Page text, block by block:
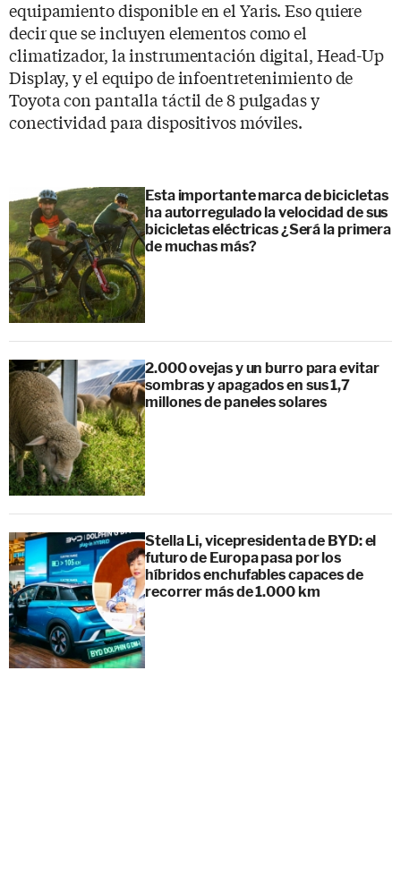
equipamiento disponible en el Yaris. Eso quiere
decir que se incluyen elementos como el
climatizador, la instrumentación digital, Head-Up
Display, y el equipo de infoentretenimiento de
Toyota con pantalla táctil de 8 pulgadas y
conectividad para dispositivos móviles.
Esta importante marca de bicicletas
ha autorregulado la velocidad de sus
bicicletas eléctricas ¿Será la primera
de muchas más?
2.000 ovejas y un burro para evitar
sombras y apagados en sus 1,7
millones de paneles solares
Stella Li, vicepresidenta de BYD: el
futuro de Europa pasa por los
híbridos enchufables capaces de
recorrer más de 1.000 km